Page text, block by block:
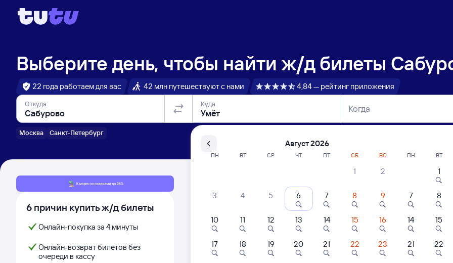
Выберите день, чтобы найти ж/д билеты
22 года работаем для вас 42 млн путешествуют с нами 4,84 — рейтинг приложения
Откуда
Москва Санкт-Петербург
Куда Когда
6 причин купить ж/д билеты
Онлайн-покупка за 4 минуты
Онлайн-возврат билетов без
очереди в кассу
Расписание поездов Сабурово — Умёт
Август 2026
ПН ВТ СР ЧТ ПТ СБ ВС
1 2
3 4 5 6 7 8 9
10 11 12 13 14 15 16
17 18 19 20 21 22 23
ПН ВТ
1
7 8
14 15
21 22